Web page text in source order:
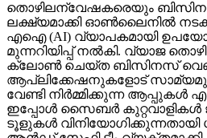
തൊഴിലന്വേഷകരെയും
ലക്ഷ്യമാക്കി ഓണ്‍ലൈനില്‍
എഐ (AI) വ്യാപകമായി
മുന്നറിയിപ്പ് നല്‍കി. വ്യാജ
ക്ലോണ്‍ ചെയ്ത ബിസിനസ്
ആപ്ലിക്കേഷനുകളോട്
വേണ്ടി നിര്‍മ്മിക്കുന്ന ആപ്പുകള്‍
ഇപ്പോള്‍ സൈബര്‍ കുറ്റവാളികള്‍
ടൂളുകള്‍ വിനിയോഗിക്കുന്നതായി